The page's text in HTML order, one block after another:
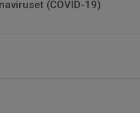
(COVID-19)